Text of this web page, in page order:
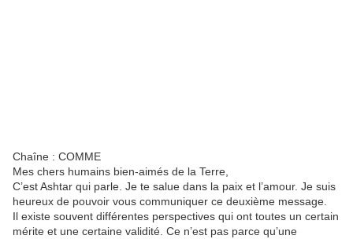
Chaîne : COMME
Mes chers humains bien-aimés de la Terre,
C’est Ashtar qui parle. Je te salue dans la paix et l’amour. Je suis
heureux de pouvoir vous communiquer ce deuxième message.
Il existe souvent différentes perspectives qui ont toutes un certain
mérite et une certaine validité. Ce n’est pas parce qu’une